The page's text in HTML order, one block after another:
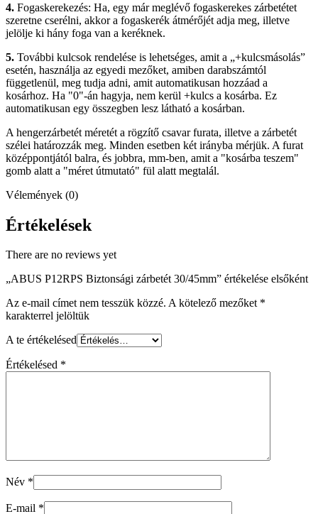
4. Fogaskerekezés: Ha, egy már meglévő fogaskerekes zárbetétet
szeretne cserélni, akkor a fogaskerék átmérőjét adja meg, illetve
jelölje ki hány foga van a keréknek.
5. További kulcsok rendelése is lehetséges, amit a „+kulcsmásolás”
esetén, használja az egyedi mezőket, amiben darabszámtól
függetlenül, meg tudja adni, amit automatikusan hozzáad a
kosárhoz. Ha "0"-án hagyja, nem kerül +kulcs a kosárba. Ez
automatikusan egy összegben lesz látható a kosárban.
A hengerzárbetét méretét a rögzítő csavar furata, illetve a zárbetét
szélei határozzák meg. Minden esetben két irányba mérjük. A furat
középpontjától balra, és jobbra, mm-ben, amit a "kosárba teszem"
gomb alatt a "méret útmutató" fül alatt megtalál.
Vélemények (0)
Értékelések
There are no reviews yet
„ABUS P12RPS Biztonsági zárbetét 30/45mm” értékelése elsőként
Az e-mail címet nem tesszük közzé. A kötelező mezőket *
karakterrel jelöltük
A te értékelésed
Értékelésed *
Név *
E-mail *